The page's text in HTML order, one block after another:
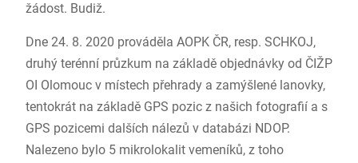
žádost. Budiž.
Dne 24. 8. 2020 prováděla AOPK ČR, resp. SCHKOJ,
druhý terénní průzkum na základě objednávky od ČIŽP
OI Olomouc v místech přehrady a zamýšlené lanovky,
tentokrát na základě GPS pozic z našich fotografií a s
GPS pozicemi dalších nálezů v databázi NDOP.
Nalezeno bylo 5 mikrolokalit vemeníků, z toho